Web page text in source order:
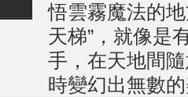
悟雲霧魔法的
天梯”，就像是
手，在天地間
時變幻出無數